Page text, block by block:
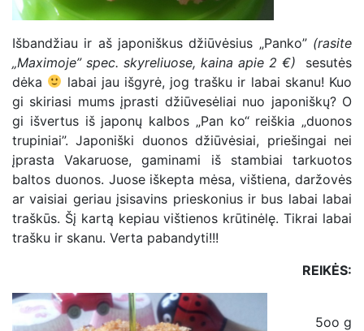
Išbandžiau ir aš japoniškus džiūvėsius „Panko” (rasite
„Maximoje” spec. skyreliuose, kaina apie 2 €) sesutės
dėka
labai jau išgyrė, jog trašku ir labai skanu! Kuo
gi skiriasi mums įprasti džiūvesėliai nuo japoniškų? O
gi išvertus iš japonų kalbos „Pan ko“ reiškia „duonos
trupiniai”. Japoniški duonos džiūvėsiai, priešingai nei
įprasta Vakaruose, gaminami iš stambiai tarkuotos
baltos duonos. Juose iškepta mėsa, vištiena, daržovės
ar vaisiai geriau įsisavins prieskonius ir bus labai labai
traškūs. Šį kartą kepiau vištienos krūtinėlę. Tikrai labai
trašku ir skanu. Verta pabandyti!!!
REIKĖS:
5oo g